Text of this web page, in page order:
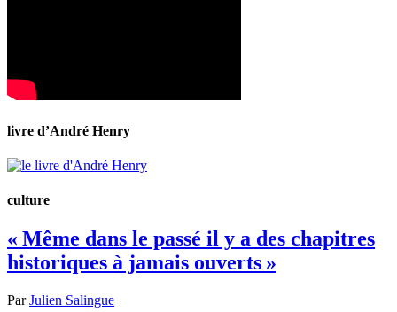
livre d’André Henry
culture
« Même dans le passé il y a des chapitres
historiques à jamais ouverts »
ParJulien Salingue